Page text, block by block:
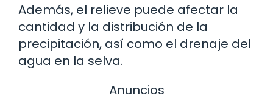
Además, el relieve puede afectar la
cantidad y la distribución de la
precipitación, así como el drenaje del
agua en la selva.
Anuncios